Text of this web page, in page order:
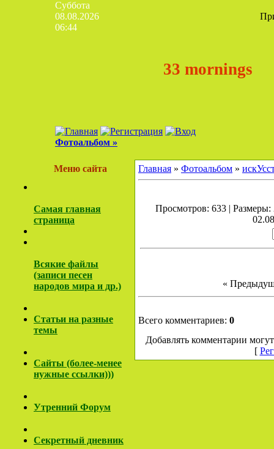
Суббота
08.08.2026
06:44
33 mornings
Фотоальбом »
Меню сайта
Самая главная
страница
Всякие файлы
(записи песен
народов мира и др.)
Cтатьи на разные
темы
Сайты (более-менее
нужные ссылки)))
Утренний Форум
Секретный дневник
Главная » Фотоальбом »
Просмотров: 633 |
«
Всего комментариев: 0
Добавлять комментарии
[